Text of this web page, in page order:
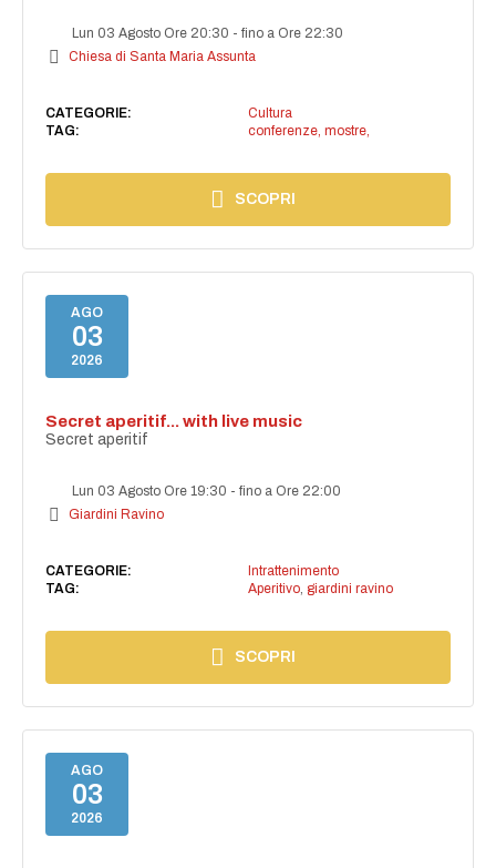
Lun 03 Agosto Ore 20:30 -fino a Ore 22:30
Chiesa di Santa Maria Assunta
CATEGORIE:
Cultura
TAG:
conferenze, mostre,
SCOPRI
AGO
03
2026
Secret aperitif... with live music
Secret aperitif
Lun 03 Agosto Ore 19:30 -fino a Ore 22:00
Giardini Ravino
CATEGORIE:
Intrattenimento
TAG:
Aperitivo, giardini ravino
SCOPRI
AGO
03
2026